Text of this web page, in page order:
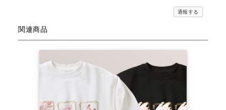
通報する
関連商品